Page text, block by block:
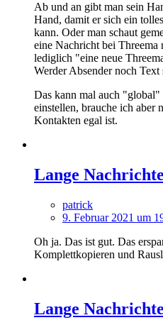
Ab und an gibt man sein
Hand, damit er sich ein
kann. Oder man schaut
eine Nachricht bei
lediglich "eine neue
Werder Absender noch Text
Das kann mal auch
einstellen, brauche ich aber
Kontakten egal ist.
Lange
patrick
9. Februar 2021 um
Oh ja. Das ist gut. Das
Komplettkopieren und
Lange